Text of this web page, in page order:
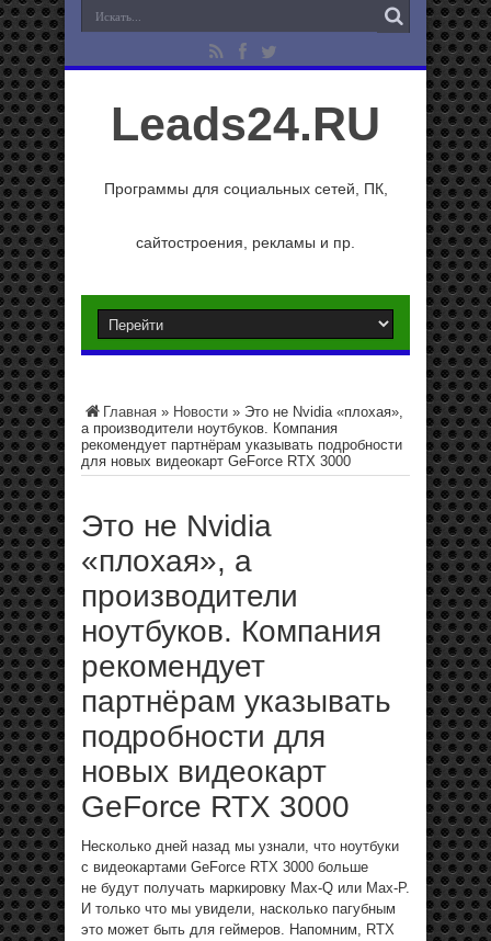
Leads24.RU
Программы для социальных сетей, ПК,
сайтостроения, рекламы и пр.
Главная » Новости » Это не Nvidia «плохая»,
а производители ноутбуков. Компания
рекомендует партнёрам указывать подробности
для новых видеокарт GeForce RTX 3000
Это не Nvidia
«плохая», а
производители
ноутбуков. Компания
рекомендует
партнёрам указывать
подробности для
новых видеокарт
GeForce RTX 3000
Несколько дней назад мы узнали, что ноутбуки
с видеокартами GeForce RTX 3000 больше
не будут получать маркировку Max-Q или Max-P.
И только что мы увидели, насколько пагубным
это может быть для геймеров. Напомним, RTX